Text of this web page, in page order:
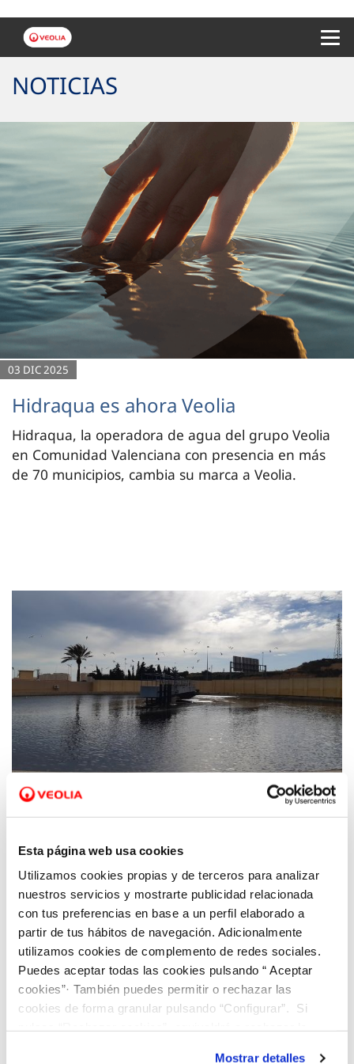
Esta página web usa cookies
Utilizamos cookies propias y de terceros para analizar
nuestros servicios y mostrarte publicidad relacionada
con tus preferencias en base a un perfil elaborado a
partir de tus hábitos de navegación. Adicionalmente
utilizamos cookies de complemento de redes sociales.
Puedes aceptar todas las cookies pulsando “ Aceptar
cookies”· También puedes permitir o rechazar las
cookies de forma granular pulsando “Configurar”. Si
Mostrar detalles
NOTICIAS
03 DIC 2025
Hidraqua es ahora Veolia
Hidraqua, la operadora de agua del grupo Veolia
en Comunidad Valenciana con presencia en más
de 70 municipios, cambia su marca a Veolia.
04 OCT 2021
al compromiso de Hidraqua en la lucha
contra la crisis climática superamos la
generación de energía renovable en 2020”